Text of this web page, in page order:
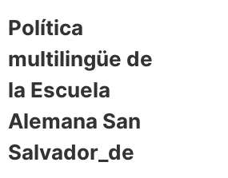
Política
multilingüe de
la Escuela
Alemana San
Salvador_de